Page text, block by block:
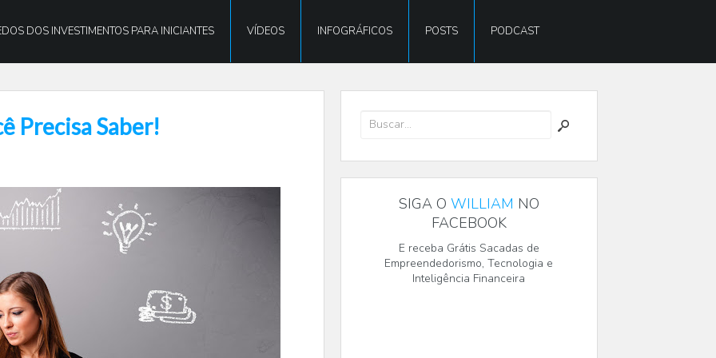
DOS INVESTIMENTOS PARA INICIANTES VÍDEOS INFOGRÁFICOS POSTS PODCAST
Precisa Saber!
SIGA O WILLIAM NO
FACEBOOK
E receba Grátis Sacadas de
Empreendedorismo, Tecnologia e
Inteligência Financeira